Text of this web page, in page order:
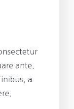
ante.
a